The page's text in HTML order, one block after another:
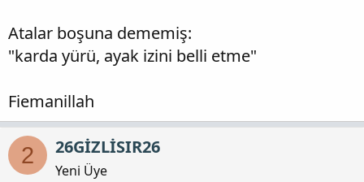
Atalar boşuna dememiş:
"karda yürü, ayak izini belli etme"
Fiemanillah
2 26GİZLİSIR26
Yeni Üye